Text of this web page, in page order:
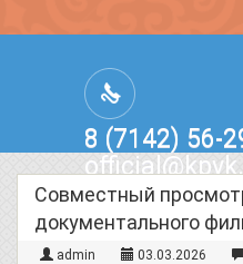
8 (7142) 56-
г.Костанай, Проспект
Батыра, 3
Совместный
документального
admin 03.03.2026